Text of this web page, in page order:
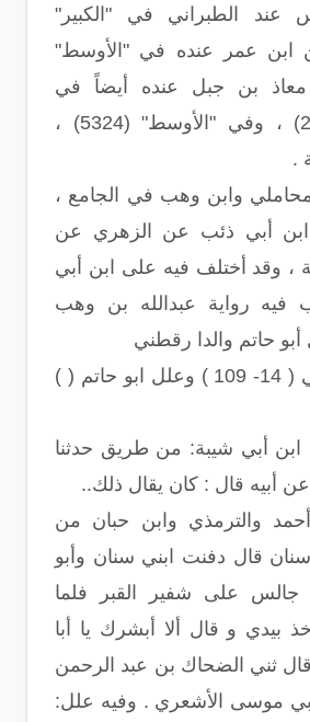
الطبراني في "الكبير"
وعن ابن عمر عنده في "الأوسط"
معاذ بن جبل عنده أيضاً في
"الكبير"20/ (217) ، وفي "الأوسط" (5324) ،
.
وابن وهب في الجامع ،
أبي ذئب عن الزهري عن
وقد أختلف فيه على ابن أبي
فيه رواية عبدالله بن وهب
حاتم والدا رقطني
العلل للدارقطني ( 14- 109 ) وعلل ابو حاتم ( )
أبي شيبة: من طريق حدثنا
أبيه قال : كان يقال ذلك..
والترمذي وابن حبان من
قال دفنت ابني سنان وأبو
جالس على شفير القبر فلما
بيدي و قال ألا أبشرك يا أبا
ثني الضحاك بن عبد الرحمن
موسى الأشعري . وفيه علل: